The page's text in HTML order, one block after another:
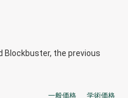
Blockbuster, the previous